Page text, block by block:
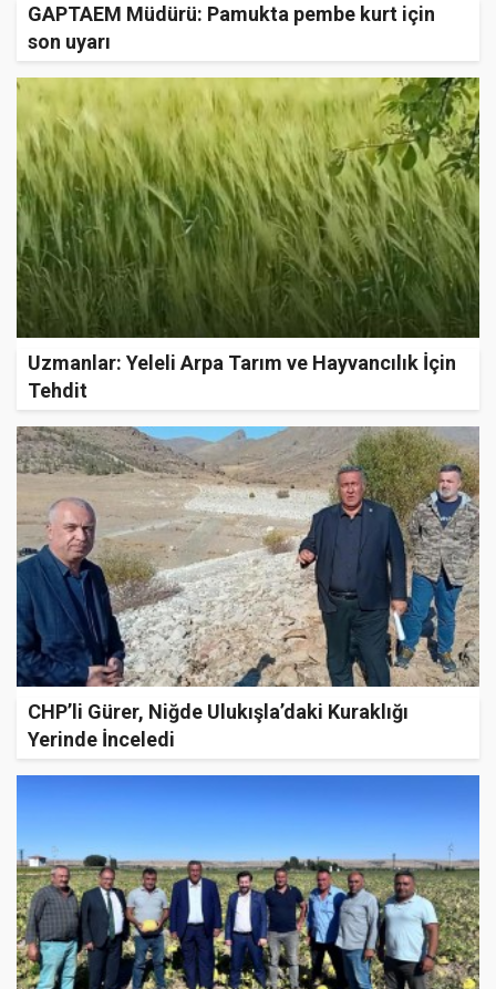
GAPTAEM Müdürü: Pamukta pembe kurt için
son uyarı
Uzmanlar: Yeleli Arpa Tarım ve Hayvancılık İçin
Tehdit
CHP’li Gürer, Niğde Ulukışla’daki Kuraklığı
Yerinde İnceledi